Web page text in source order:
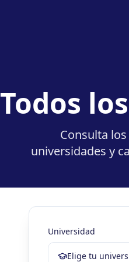
Todos
Consulta
universidades y
Universidad
Elige tu